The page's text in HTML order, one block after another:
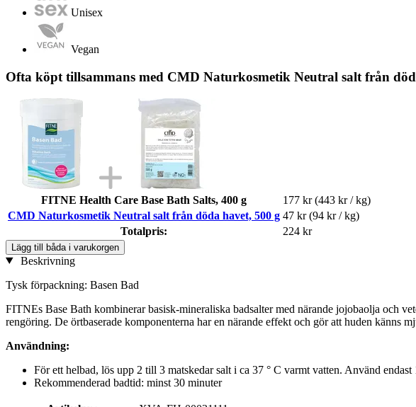
Unisex
Vegan
Ofta köpt tillsammans med CMD Naturkosmetik Neutral salt från
FITNE Health Care Base Bath Salts, 400 g 177 kr (443 kr / kg)
CMD Naturkosmetik Neutral salt från döda havet, 500 g 47 kr (94 kr / kg)
Totalpris:
224 kr
Lägg till båda i varukorgen
Beskrivning
Tysk förpackning: Basen Bad
FITNEs Base Bath kombinerar basisk-mineraliska badsalter med närande jojobaolja och
rengöring. De örtbaserade komponenterna har en närande effekt och gör att huden känns
Användning:
För ett helbad, lös upp 2 till 3 matskedar salt i ca 37 ° C varmt vatten. Använd endast
Rekommenderad badtid: minst 30 minuter